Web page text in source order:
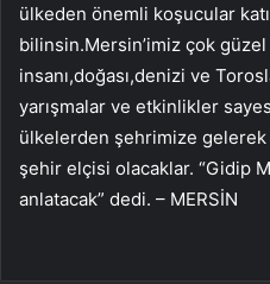
ülkeden önemli koşucular
bilinsin.Mersin’imiz çok
insanı,doğası,denizi ve
yarışmalar ve etkinlikler
ülkelerden şehrimize gelerek
şehir elçisi olacaklar. “Gidip
anlatacak” dedi. – MERSİN